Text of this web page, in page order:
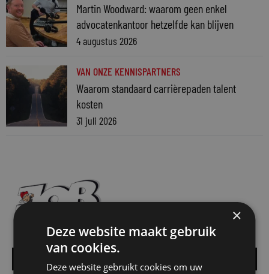
Martin Woodward: waarom geen enkel
advocatenkantoor hetzelfde kan blijven
4 augustus 2026
VAN ONZE KENNISPARTNERS
Waarom standaard carrièrepaden talent
kosten
31 juli 2026
×
Deze website maakt gebruik
van cookies.
Deze website gebruikt cookies om uw